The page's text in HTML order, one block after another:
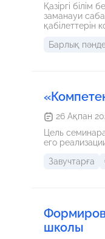
Қазіргі
заманауи сабақтың ажырамас
мүмкіндік береді. Заманауи сабақ – бұл тек ақпарат беру емес, оқушыны белсенді әрекетке тарту,
Барлық
26 Ақпан
Цель
его
Завучтарға
школы